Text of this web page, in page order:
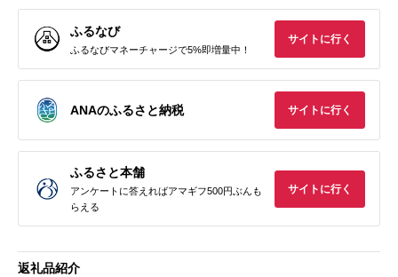
ふるなび
ふるなびマネーチャージで5%即増量中！
サイトに行く
ANAのふるさと納税 サイトに行く
ふるさと本舗
アンケートに答えればアマギフ500円ぶんも
らえる
サイトに行く
返礼品紹介